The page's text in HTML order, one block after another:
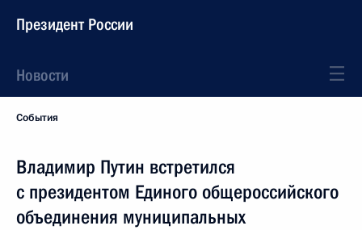
Президент России
Новости
События
Владимир Путин встретился
с президентом Единого общероссийского
объединения муниципальных